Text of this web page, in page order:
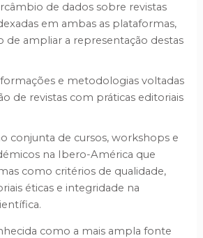
de dados sobre revistas
em ambas as plataformas,
de ampliar a representação destas
e metodologias voltadas
de revistas com práticas editoriais
conjunta de cursos, workshops e
na Ibero-América que
como critérios de qualidade,
éticas e integridade na
como a mais ampla fonte